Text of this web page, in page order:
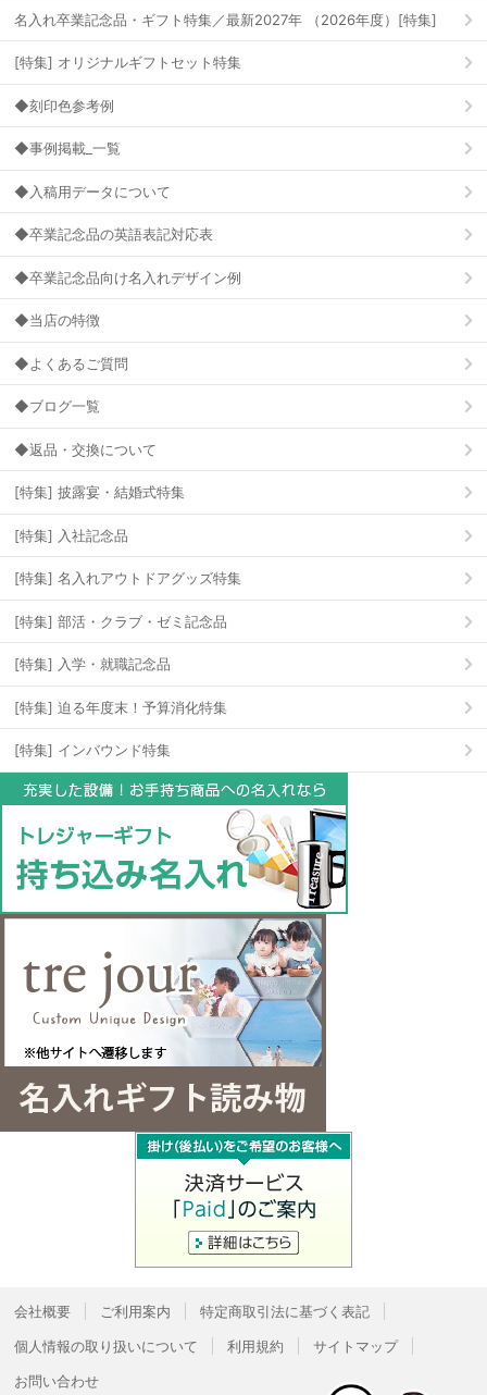
名入れ卒業記念品・ギフト特集／最新2027年 （2026年度）[特集]
[特集] オリジナルギフトセット特集
◆刻印色参考例
◆事例掲載_一覧
◆入稿用データについて
◆卒業記念品の英語表記対応表
◆卒業記念品向け名入れデザイン例
◆当店の特徴
◆よくあるご質問
◆ブログ一覧
◆返品・交換について
[特集] 披露宴・結婚式特集
[特集] 入社記念品
[特集] 名入れアウトドアグッズ特集
[特集] 部活・クラブ・ゼミ記念品
[特集] 入学・就職記念品
[特集] 迫る年度末！予算消化特集
[特集] インバウンド特集
会社概要 ご利用案内
特定商取引法に基づく表記
個人情報の取り扱いについて
利用規約
サイトマップ
お問い合わせ